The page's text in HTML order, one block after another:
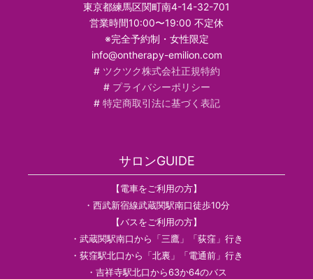
東京都練馬区関町南4-14-32-701
営業時間10:00〜19:00 不定休
※完全予約制・女性限定
info@ontherapy-emilion.com
# ツクツク株式会社正規特約
# プライバシーポリシー
# 特定商取引法に基づく表記
サロンGUIDE
【電車をご利用の方】
・西武新宿線武蔵関駅南口徒歩10分
【バスをご利用の方】
・武蔵関駅南口から「三鷹」「荻窪」行き
・荻窪駅北口から「北裏」「電通前」行き
・吉祥寺駅北口から63か64のバス